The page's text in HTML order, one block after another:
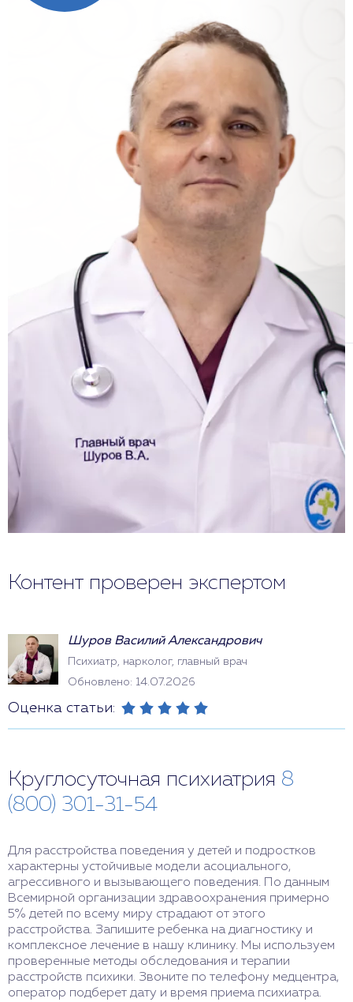
Контент проверен экспертом
Шуров Василий Александрович
Психиатр, нарколог, главный врач
Обновлено: 14.07.2026
Оценка статьи:
Круглосуточная психиатрия 8
(800) 301-31-54
Для расстройства поведения у детей и подростков
характерны устойчивые модели асоциального,
агрессивного и вызывающего поведения. По данным
Всемирной организации здравоохранения примерно
5% детей по всему миру страдают от этого
расстройства. Запишите ребенка на диагностику и
комплексное лечение в нашу клинику. Мы используем
проверенные методы обследования и терапии
расстройств психики. Звоните по телефону медцентра,
оператор подберет дату и время приема психиатра.